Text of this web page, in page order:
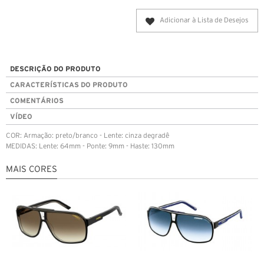
Adicionar à Lista de Desejos
DESCRIÇÃO DO PRODUTO
CARACTERÍSTICAS DO PRODUTO
COMENTÁRIOS
VÍDEO
COR: Armação: preto/branco - Lente: cinza degradê
MEDIDAS: Lente: 64mm - Ponte: 9mm - Haste: 130mm
MAIS CORES